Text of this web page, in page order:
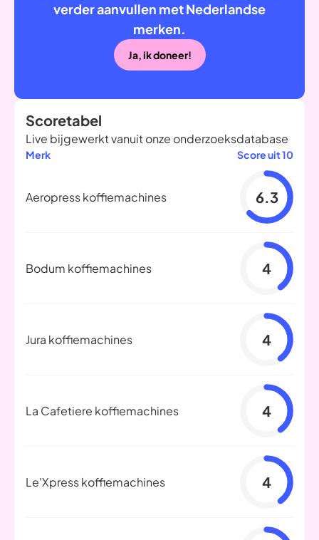
verder aanvullen met Nederlandse
merken.
Ja, ik doneer!
Scoretabel
Live bijgewerkt vanuit onze onderzoeksdatabase
Merk Score uit 10
Aeropress koffiemachines 6.3
Bodum koffiemachines 4
Jura koffiemachines 4
La Cafetiere koffiemachines 4
Le'Xpress koffiemachines 4